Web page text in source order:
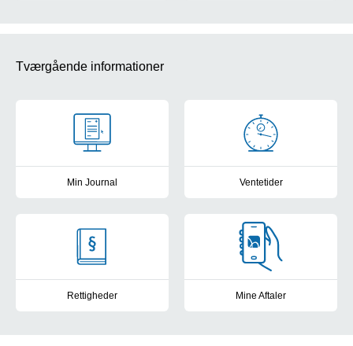
Tværgående informationer
Min Journal Ventetider
Rettigheder Mine Aftaler